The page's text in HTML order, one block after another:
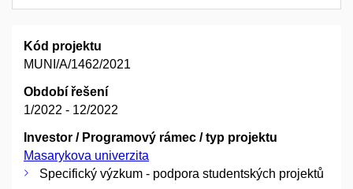
Kód projektu
MUNI/A/1462/2021
Období řešení
1/2022 - 12/2022
Investor / Programový rámec / typ projektu
Masarykova univerzita
Specifický výzkum - podpora studentských projektů